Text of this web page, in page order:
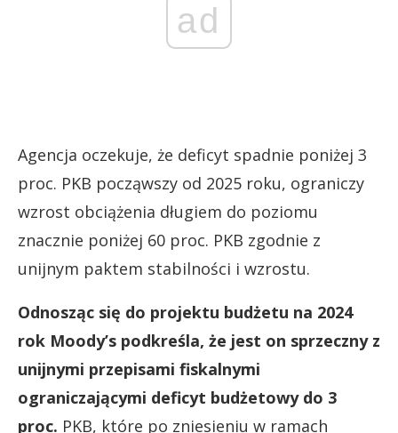
ad
Agencja oczekuje, że deficyt spadnie poniżej 3
proc. PKB począwszy od 2025 roku, ograniczy
wzrost obciążenia długiem do poziomu
znacznie poniżej 60 proc. PKB zgodnie z
unijnym paktem stabilności i wzrostu.
Odnosząc się do projektu budżetu na 2024
rok Moody’s podkreśla, że jest on sprzeczny z
unijnymi przepisami fiskalnymi
ograniczającymi deficyt budżetowy do 3
proc. PKB, które po zniesieniu w ramach